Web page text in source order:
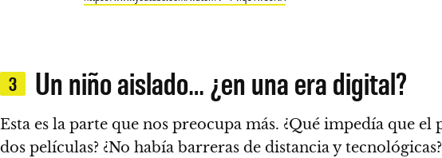
3 Un niño aislado… ¿en una era digital?
Esta es la parte que nos preocupa más. ¿Qué impedía que el
dos películas? ¿No había barreras de distancia y tecnológicas?